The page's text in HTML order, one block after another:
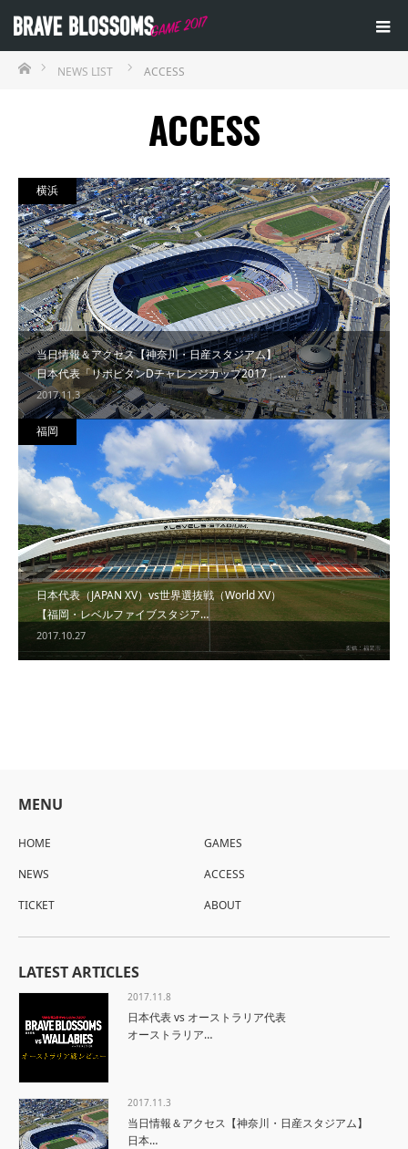
ホームNEWS LIST ACCESS
ACCESS
当日情報＆アクセス【神奈川・日産スタジアム】
日本代表「リポビタンDチャレンジカップ2017」…
2017.11.3
横浜
日本代表（JAPAN XV）vs世界選抜戦（World XV）
【福岡・レベルファイブスタジア…
2017.10.27
福岡
MENU
HOME
NEWS
TICKET
GAMES
ACCESS
ABOUT
LATEST ARTICLES
2017.11.8
日本代表 vs オーストラリア代表
オーストラリア…
2017.11.3
当日情報＆アクセス【神奈川・日産スタジアム】
日本…